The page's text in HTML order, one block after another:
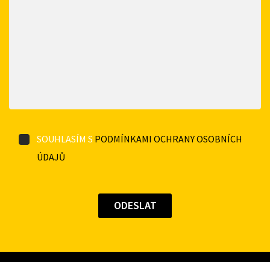
SOUHLASÍM S PODMÍNKAMI OCHRANY OSOBNÍCH
ÚDAJŮ